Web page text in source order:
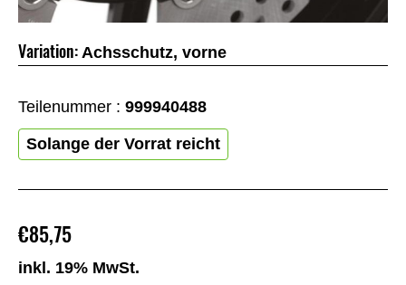
€85,75
inkl. 19% MwSt.
Variation: Achsschutz, vorne
Teilenummer : 999940488
Solange der Vorrat reicht